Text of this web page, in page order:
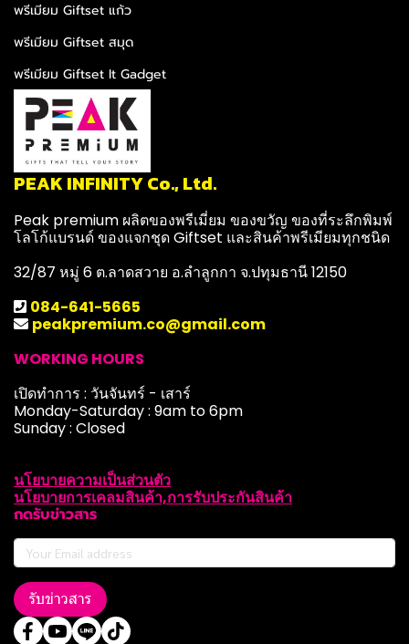
พรีเมียม Giftset แก้ว
พรีเมียม Giftset สมุด
พรีเมียม Giftset It Gadget
PEAK INFINITY Co., Ltd.
Peak premium ผลิตของพรีเมี่ยม ของขวัญ ของที่ระลึกพิมพ์
โลโก้แบรนด์ ของแจกชุด Giftset และสินค้าพรีเมียมทุกชนิด
32/87 หมู่ 6 ต.ลาดสวาย อ.ลำลูกกา จ.ปทุมธานี 12150
084-641-5665
peakpremium.co@gmail.com
WORKING HOURS
เปิดทำการ : วันจันทร์ - เสาร์
Monday-Saturday : 9am to 6pm
Sunday : Closed
นโยบายความเป็นส่วนตัว
นโยบายการเคลมสินค้า,การรับประกันสินค้า
กดรับข่าวสาร
รับข่าวสาร